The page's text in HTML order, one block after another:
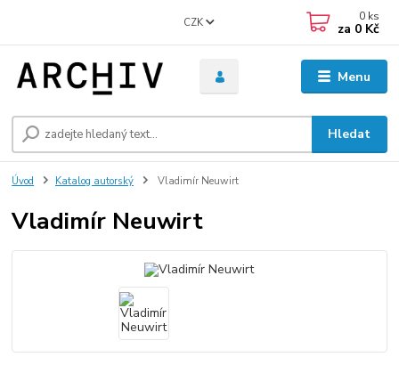
Menu
CZK
Hledat
0 ks
za 0 Kč
Úvod Katalog autorský Vladimír Neuwirt
Vladimír Neuwirt